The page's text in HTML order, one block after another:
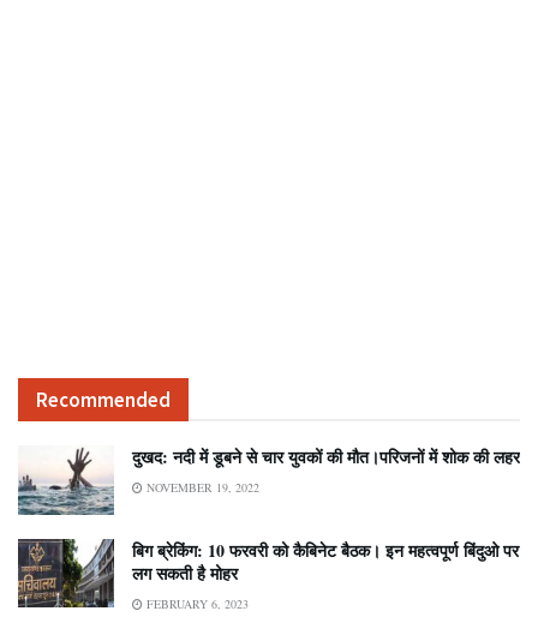
Recommended
दुखद: नदी में डूबने से चार युवकों की मौत।परिजनों में शोक की लहर
NOVEMBER 19, 2022
बिग ब्रेकिंग: 10 फरवरी को कैबिनेट बैठक। इन महत्वपूर्ण बिंदुओ पर
लग सकती है मोहर
FEBRUARY 6, 2023